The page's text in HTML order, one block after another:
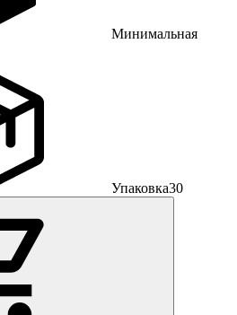
Минимальная
Упаковка30